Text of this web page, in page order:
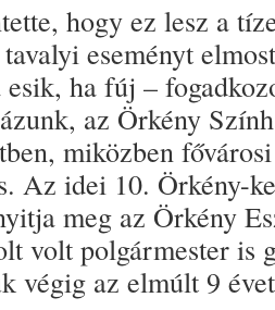
hogy ez lesz a
eseményt
ha fúj –
az Örkény
miközben
Az idei 10. Örkény-
meg az Örkény
volt polgármester is
végig az elmúlt 9